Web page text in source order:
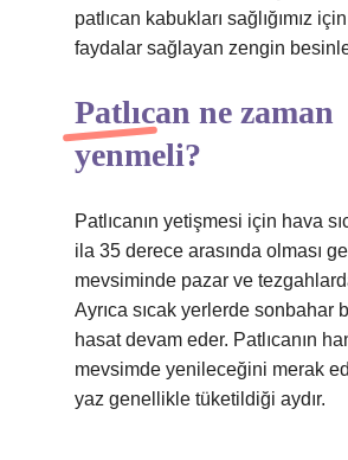
patlıcan kabukları sağlığımız
faydalar sağlayan zengin
Patlıcan ne zaman
yenmeli?
Patlıcanın yetişmesi için hava
ila 35 derece arasında olması
mevsiminde pazar ve
Ayrıca sıcak yerlerde sonbahar
hasat devam eder. Patlıcanın
mevsimde yenileceğini merak
yaz genellikle tüketildiği aydır.